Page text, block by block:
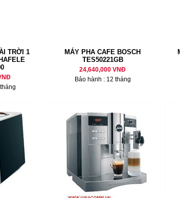
TRỜI 1
MÁY PHA CAFE BOSCH
TES50221GB
24,640,000 VNĐ
Bảo hành : 12 tháng